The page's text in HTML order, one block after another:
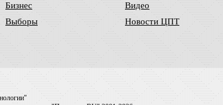
Бизнес
Выборы
Видео
Новости ЦПТ